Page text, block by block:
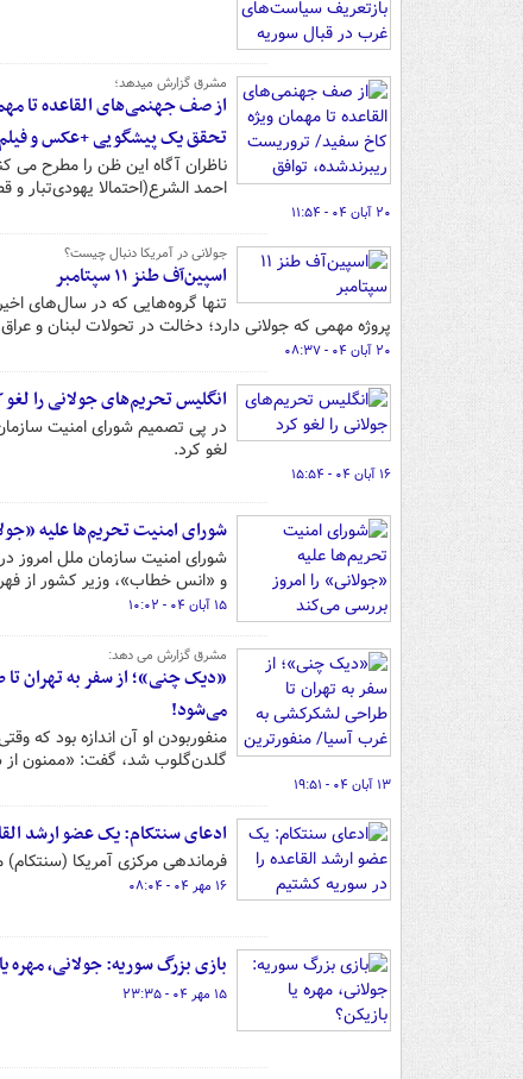
مشرق گزارش میدهد؛
از صف جهنمی‌های القاعده تا
تحقق یک پیشگویی +عکس و فیلم
ناظران آگاه این ظن را مطرح
احمد الشرع(احتمالا یهودی‌تبار
۲۰ آبان ۰۴ - ۱۱:۵۴
جولانی در آمریکا دنبال چیست؟
اسپین‌آف طنز ۱۱ سپتامبر
تنها گروه‌هایی که در سال‌های
پروژه مهمی که جولانی دارد؛ دخالت در تحولات لبنان و
۲۰ آبان ۰۴ - ۰۸:۳۷
انگلیس تحریم‌های جولانی را لغو
در پی تصمیم شورای امنیت
لغو کرد.
۱۶ آبان ۰۴ - ۱۵:۵۴
شورای امنیت تحریم‌ها علیه
شورای امنیت سازمان ملل امروز
و «انس خطاب»، وزیر کشور از
۱۵ آبان ۰۴ - ۱۰:۰۲
مشرق گزارش می دهد:
«دیک چنی»؛ از سفر به تهران
می‌شود!
گلدن‌گلوب شد، گفت: «ممنون از
۱۳ آبان ۰۴ - ۱۹:۵۱
ادعای سنتکام: یک عضو ارشد
فرماندهی مرکزی آمریکا
۱۶ مهر ۰۴ - ۰۸:۰۴
بازی بزرگ سوریه: جولانی، مهره
۱۵ مهر ۰۴ - ۲۳:۳۵